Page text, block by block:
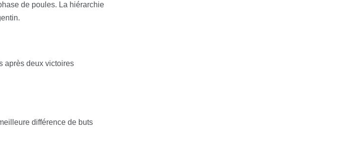
de poules. La hiérarchie
après deux victoires
différence de buts